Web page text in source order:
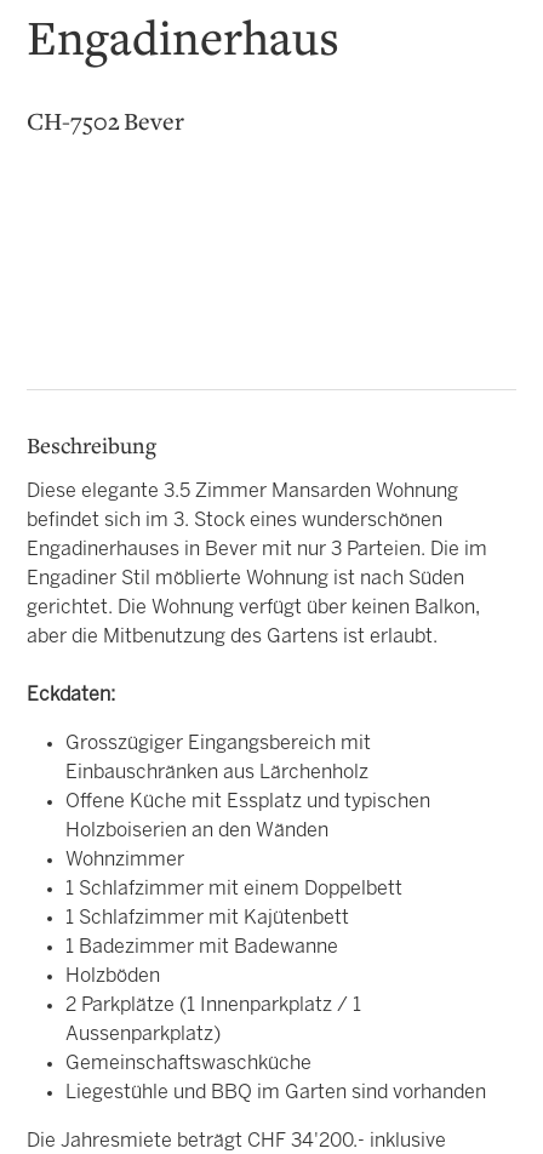
Engadinerhaus
CH-7502 Bever
Beschreibung
Diese elegante 3.5 Zimmer Mansarden Wohnung
befindet sich im 3. Stock eines wunderschönen
Engadinerhauses in Bever mit nur 3 Parteien. Die im
Engadiner Stil möblierte Wohnung ist nach Süden
gerichtet. Die Wohnung verfügt über keinen Balkon,
aber die Mitbenutzung des Gartens ist erlaubt.
Eckdaten:
Grosszügiger Eingangsbereich mit
Einbauschränken aus Lärchenholz
Offene Küche mit Essplatz und typischen
Holzboiserien an den Wänden
Wohnzimmer
1 Schlafzimmer mit einem Doppelbett
1 Schlafzimmer mit Kajütenbett
1 Badezimmer mit Badewanne
Holzböden
2 Parkplätze (1 Innenparkplatz / 1
Aussenparkplatz)
Gemeinschaftswaschküche
Liegestühle und BBQ im Garten sind vorhanden
Die Jahresmiete beträgt CHF 34'200.- inklusive